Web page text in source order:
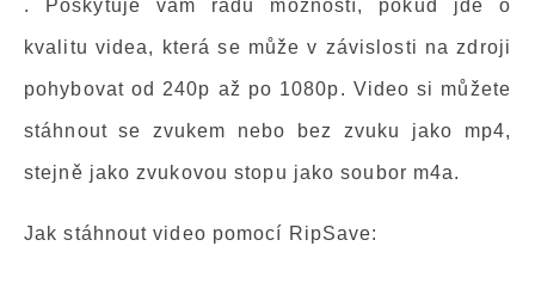
. Poskytuje vám řadu možností, pokud jde o
kvalitu videa, která se může v závislosti na zdroji
pohybovat od 240p až po 1080p. Video si můžete
stáhnout se zvukem nebo bez zvuku jako mp4,
stejně jako zvukovou stopu jako soubor m4a.
Jak stáhnout video pomocí RipSave: